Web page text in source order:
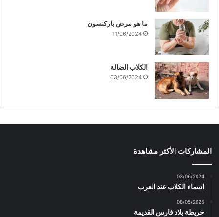
ما هو مرض باركنسون
11/06/2024
الكلاب الضالة
03/06/2024
المشاركات الأكثر مشاهدة
03/06/2024
اسماء الكلاب عند العرب
08/05/2025
خريطة بلاد فارس القديمة